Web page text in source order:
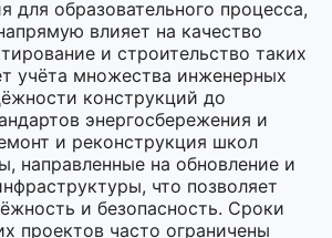
для образовательного процесса,
влияет на качество
и строительство таких
учёта множества инженерных
конструкций до
энергосбережения и
и реконструкция школ
направленные на обновление и
что позволяет
и безопасность. Сроки
проектов часто ограничены